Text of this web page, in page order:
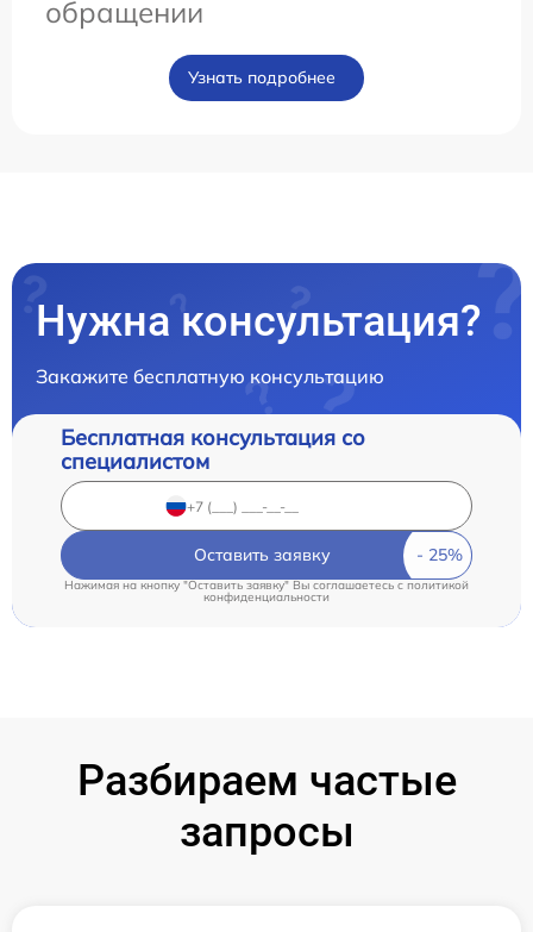
обращении
Узнать подробнее
Нужна консультация?
Закажите бесплатную консультацию
Бесплатная консультация со
специалистом
Оставить заявку
Нажимая на кнопку "Оставить заявку" Вы соглашаетесь cполитикой
конфиденциальности
Разбираем частые
запросы